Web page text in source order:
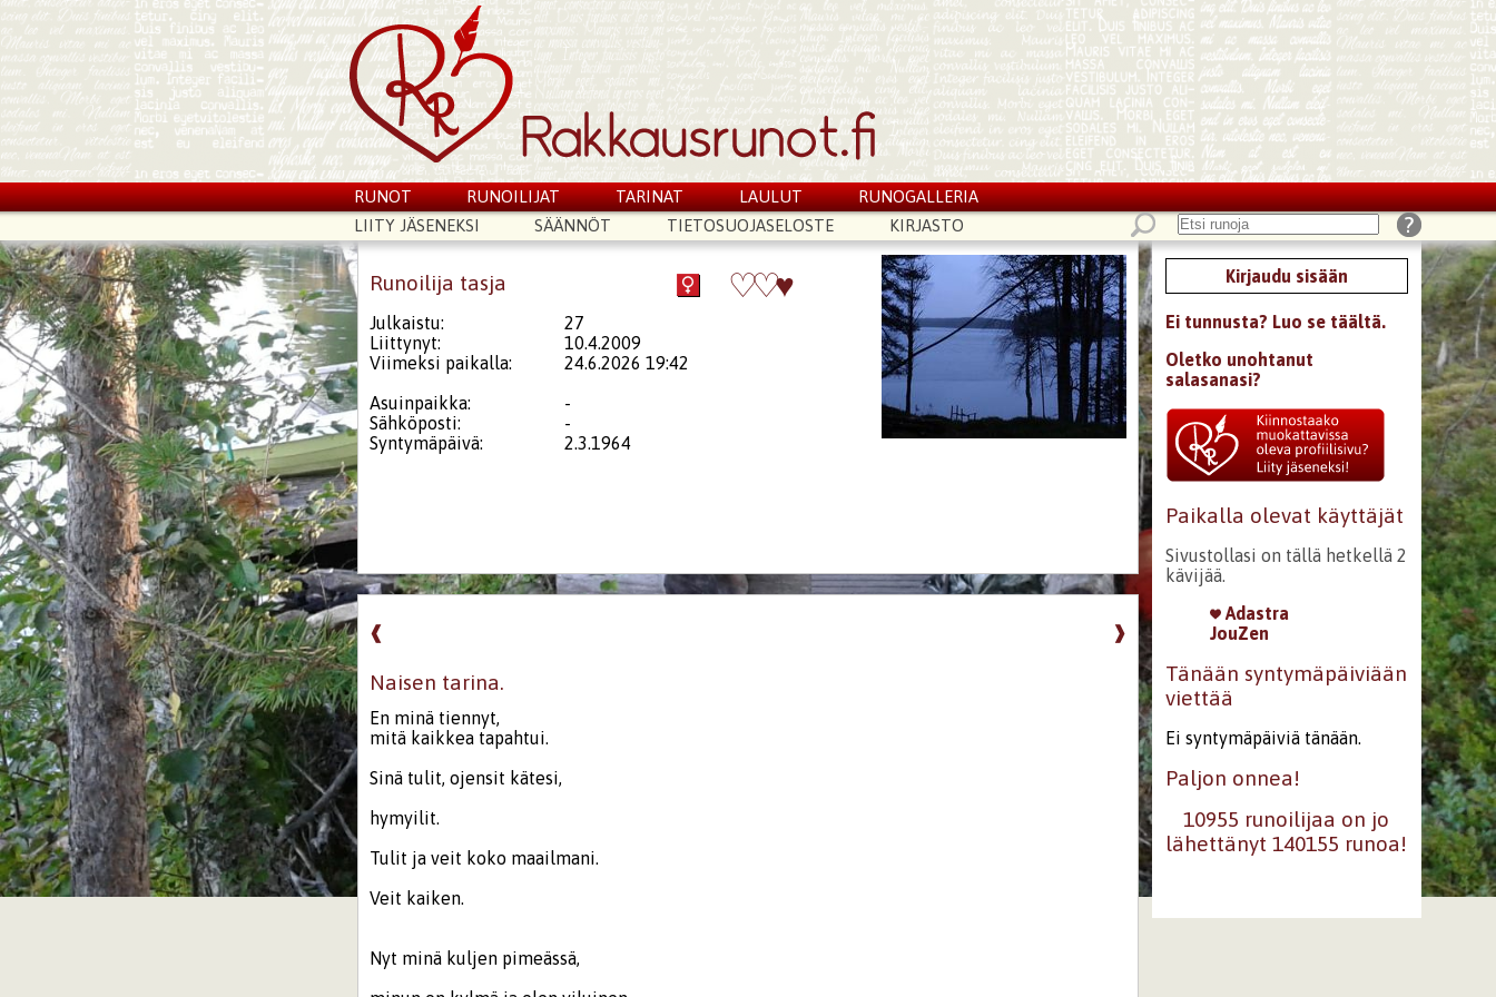
RUNOT RUNOILIJAT TARINAT LAULUT
RUNOGALLERIA
LIITY JÄSENEKSI
SÄÄNNÖT TIETOSUOJASELOSTE KIRJASTO
Runoilija tasja ♥
♡
♡
Julkaistu:
27
Liittynyt:
10.4.2009
Viimeksi paikalla:
24.6.2026 19:42
Asuinpaikka:
-
Sähköposti:
-
Syntymäpäivä:
2.3.1964
❱
❰
Naisen tarina.
En minä tiennyt,
mitä kaikkea tapahtui.
Sinä tulit, ojensit kätesi,
hymyilit.
Tulit ja veit koko maailmani.
Veit kaiken.
Nyt minä kuljen pimeässä,
Kirjaudu sisään
Ei tunnusta? Luo se täältä.
Oletko unohtanut
salasanasi?
Paikalla olevat käyttäjät
Sivustollasi on tällä hetkellä 2
kävijää.
Adastra
JouZen
Tänään syntymäpäiviään
viettää
Ei syntymäpäiviä tänään.
Paljon onnea!
10955 runoilijaa on jo
lähettänyt 140155 runoa!